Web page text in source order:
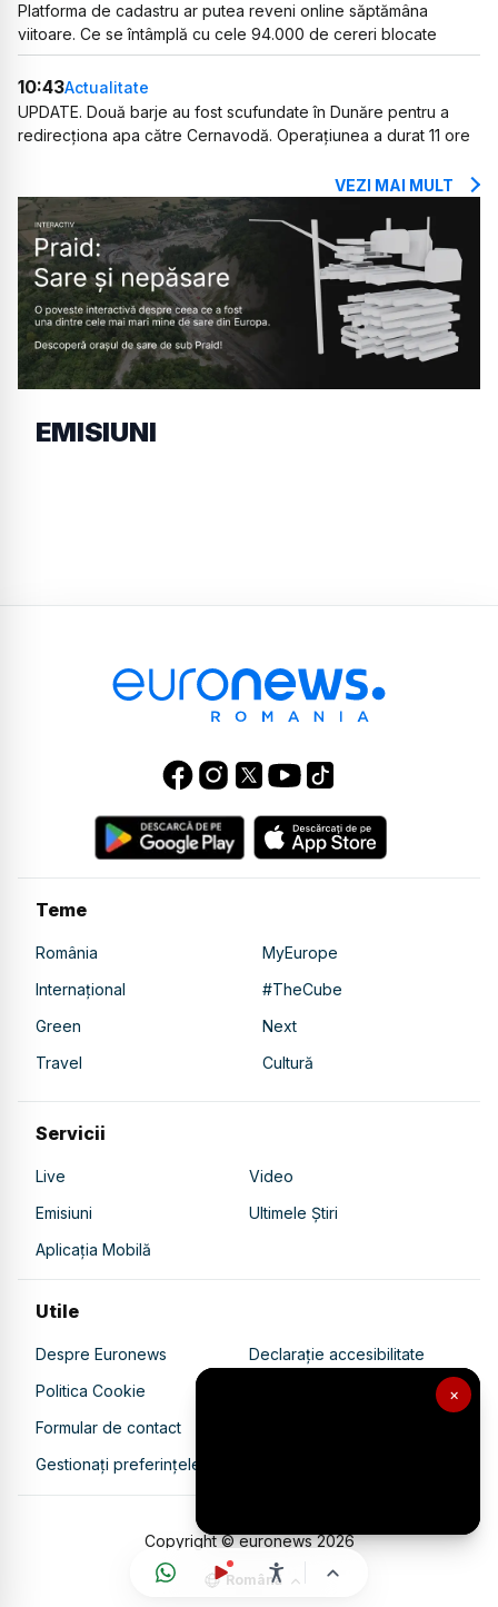
×
Platforma de cadastru ar putea reveni online săptămâna
viitoare. Ce se întâmplă cu cele 94.000 de cereri blocate
10:43Actualitate
UPDATE. Două barje au fost scufundate în Dunăre pentru a
redirecționa apa către Cernavodă. Operațiunea a durat 11 ore
VEZI MAI MULT
EMISIUNI
Teme
România
MyEurope
Internațional
#TheCube
Green
Next
Travel
Cultură
Servicii
Live
Video
Emisiuni
Ultimele Știri
Aplicația Mobilă
Utile
Despre Euronews
Declarație accesibilitate
Politica Cookie
Politica de confidențialitate
Formular de contact
Gestionați preferințele
Copyright © euronews2026
Română